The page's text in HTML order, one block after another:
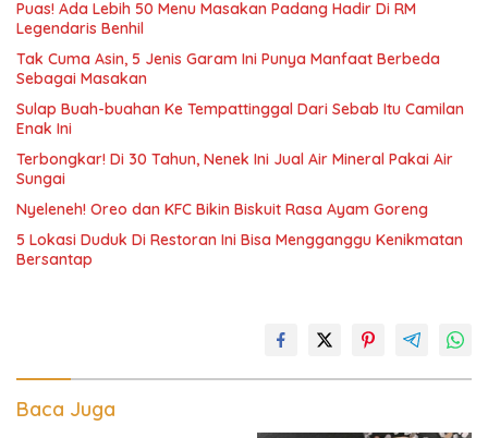
Puas! Ada Lebih 50 Menu Masakan Padang Hadir Di RM
Legendaris Benhil
Tak Cuma Asin, 5 Jenis Garam Ini Punya Manfaat Berbeda
Sebagai Masakan
Sulap Buah-buahan Ke Tempattinggal Dari Sebab Itu Camilan
Enak Ini
Terbongkar! Di 30 Tahun, Nenek Ini Jual Air Mineral Pakai Air
Sungai
Nyeleneh! Oreo dan KFC Bikin Biskuit Rasa Ayam Goreng
5 Lokasi Duduk Di Restoran Ini Bisa Mengganggu Kenikmatan
Bersantap
Baca Juga